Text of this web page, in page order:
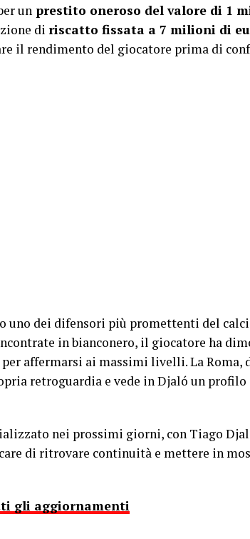
un prestito oneroso del valore di 1
di riscatto fissata a 7 milioni di
il rendimento del giocatore prima di
uno dei difensori più promettenti del
in bianconero, il giocatore ha
affermarsi ai massimi livelli. La Roma,
retroguardia e vede in Djaló un profilo
nei prossimi giorni, con Tiago
di ritrovare continuità e mettere in
gli aggiornamenti